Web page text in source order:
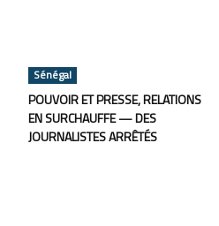
Sénégal
POUVOIR ET PRESSE, RELATIONS
EN SURCHAUFFE — DES
JOURNALISTES ARRÊTÉS